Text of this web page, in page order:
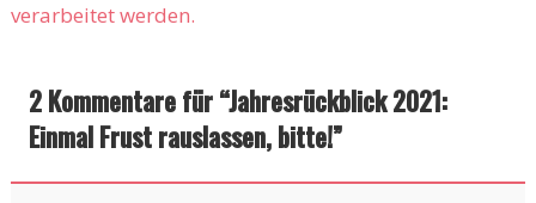
verarbeitet werden.
2 Kommentare für “Jahresrückblick 2021:
Einmal Frust rauslassen, bitte!”